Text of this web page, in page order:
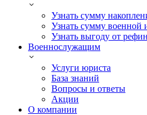
Узнать сумму
Узнать сумму военной
Узнать выгоду от
Военнослужащим
Услуги юриста
База знаний
Вопросы и ответы
Акции
О компании